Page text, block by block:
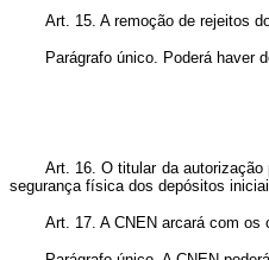
Art. 15. A remoção de rejeitos
Parágrafo único. Poderá haver
Art. 16. O titular da
segurança física dos depósitos
Art. 17. A CNEN arcará com